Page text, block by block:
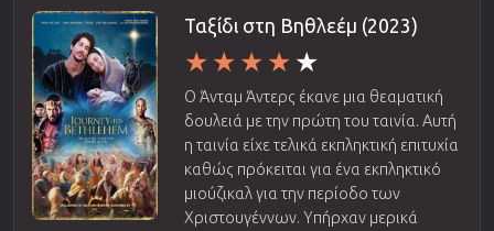
Ταξίδι στη Βηθλεέμ (2023)
Ο Άνταμ Άντερς έκανε μια θεαματική
δουλειά με την πρώτη του ταινία. Αυτή
η ταινία είχε τελικά εκπληκτική επιτυχία
καθώς πρόκειται για ένα εκπληκτικό
μιούζικαλ για την περίοδο των
Χριστουγέννων. Υπήρχαν μερικά